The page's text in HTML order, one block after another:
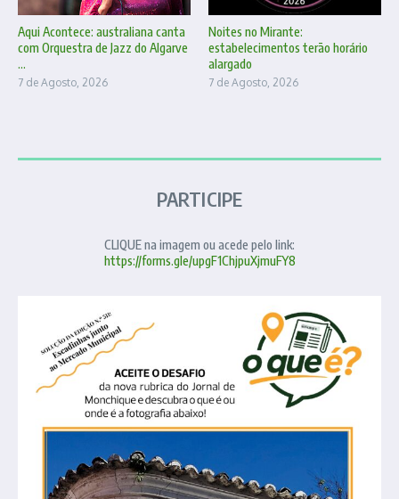
Aqui Acontece: australiana canta
com Orquestra de Jazz do Algarve
...
7 de Agosto, 2026
Noites no Mirante:
estabelecimentos terão horário
alargado
7 de Agosto, 2026
PARTICIPE
CLIQUE na imagem ou acede pelo link:
https://forms.gle/upgF1ChjpuXjmuFY8